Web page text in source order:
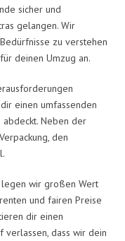
sicher und
gelangen. Wir
zu verstehen
deinen Umzug an.
einen umfassenden
Neben der
den
wir großen Wert
und fairen Preise
dir einen
verlassen, dass wir dein